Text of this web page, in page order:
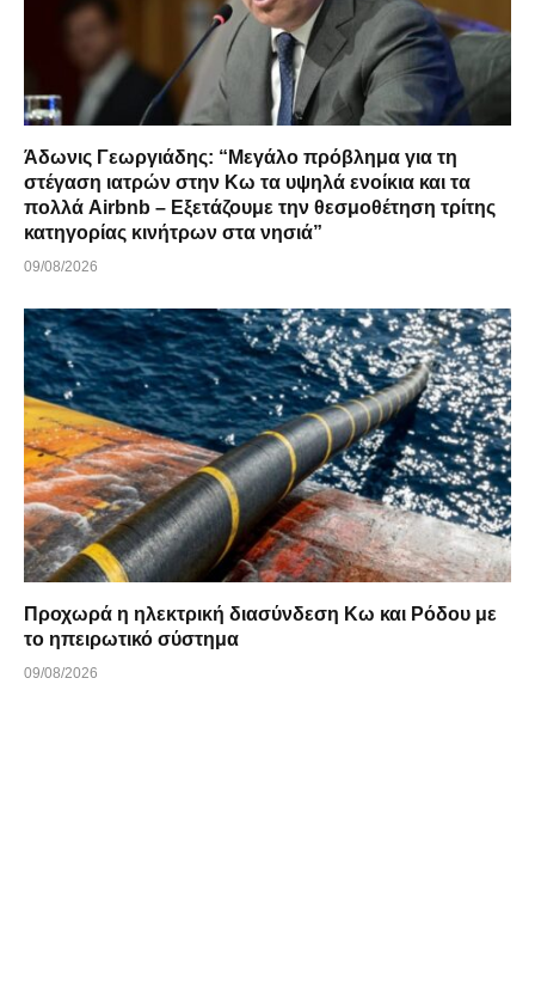
Άδωνις Γεωργιάδης: “Μεγάλο πρόβλημα για τη
στέγαση ιατρών στην Κω τα υψηλά ενοίκια και τα
πολλά Airbnb – Εξετάζουμε την θεσμοθέτηση τρίτης
κατηγορίας κινήτρων στα νησιά”
09/08/2026
Προχωρά η ηλεκτρική διασύνδεση Κω και Ρόδου με
το ηπειρωτικό σύστημα
09/08/2026